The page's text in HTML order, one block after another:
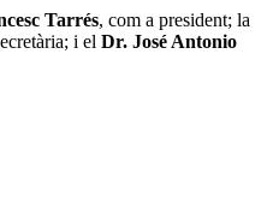
Tarrés, com a president; la
i el Dr. José Antonio